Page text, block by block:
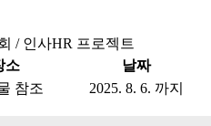
/ 인사HR 프로젝트
소
날짜
참조 2025. 8. 6. 까지